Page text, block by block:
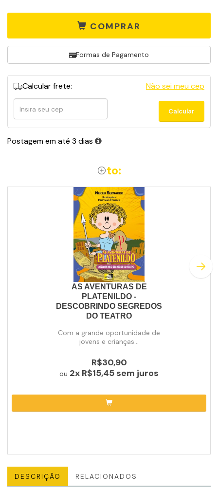
COMPRAR
Formas de Pagamento
Calcular frete: Não sei meu cep
Calcular
frete
Calcular
Postagem em até 3 dias
to:
AS AVENTURAS DE
PLATENILDO -
DESCOBRINDO SEGREDOS
DO TEATRO
Com a grande oportunidade de
jovens e crianças...
R$30,90
ou 2x R$15,45 sem juros
DESCRIÇÃO RELACIONADOS